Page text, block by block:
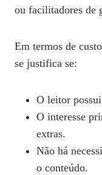
ou facilitadores de
Em termos de
se justifica se:
O leitor
O interesse
extras.
Não há
o conteúdo.